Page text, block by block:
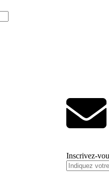
Inscrivez-